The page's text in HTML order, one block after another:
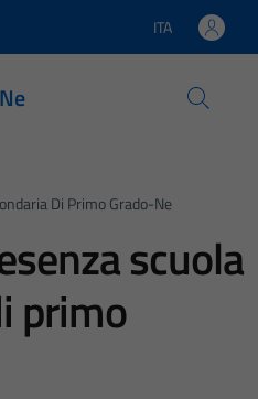
Lingua attiva:
ITA
Di Primo Grado-Ne
scuola
primo